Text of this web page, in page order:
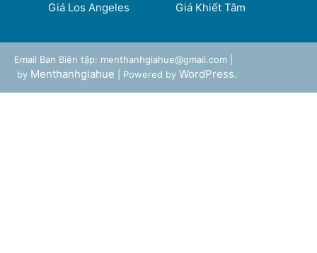
Giá Los Angeles
Giá Khiết Tâm
Email Ban Biên tập: menthanhgiahue@gmail.com |
by Menthanhgiahue | Powered by WordPress.